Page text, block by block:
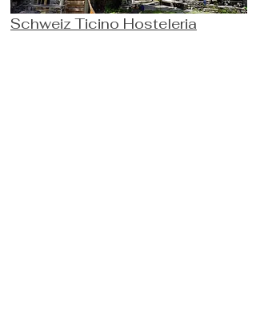
Schweiz Ticino Hosteleria